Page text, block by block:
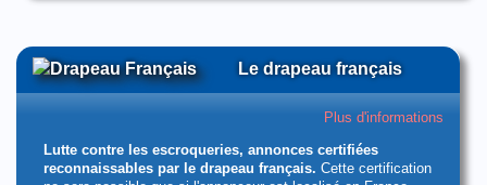
Le drapeau français
Plus d'informations
Lutte contre les escroqueries, annonces certifiées
reconnaissables par le drapeau français. Cette certification